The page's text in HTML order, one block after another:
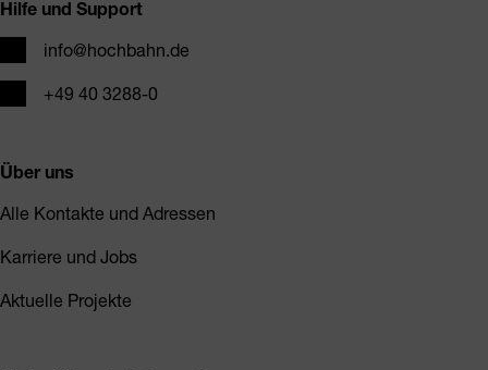
Hilfe und Support
E-Mailinfo@hochbahn.de
Telefon+49 40 3288-0
Über uns
Alle Kontakte und Adressen
Karriere und Jobs
Aktuelle Projekte